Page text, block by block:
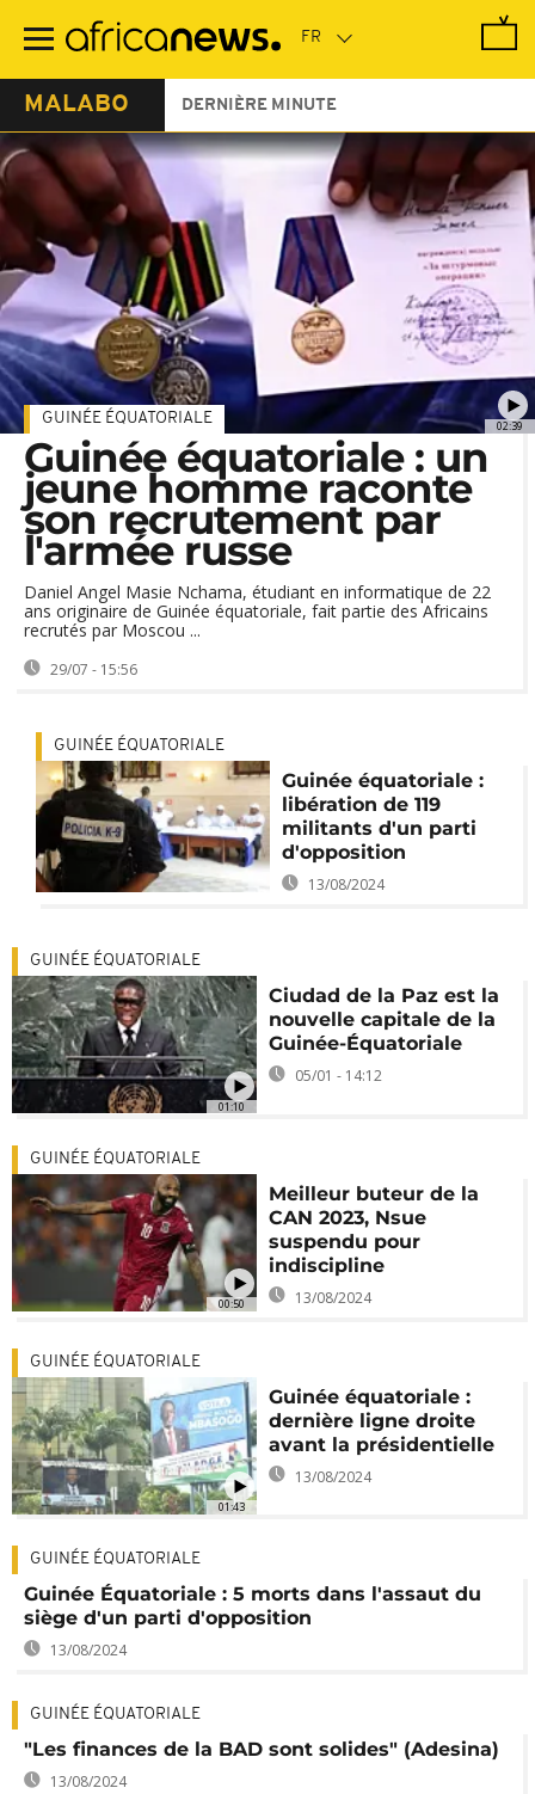
contenu
MALABO DERNIÈRE MINUTE
02:39
GUINÉE ÉQUATORIALE
Guinée équatoriale : un
jeune homme raconte
son recrutement par
l'armée russe
Daniel Angel Masie Nchama, étudiant en informatique de 22
ans originaire de Guinée équatoriale, fait partie des Africains
recrutés par Moscou ...
29/07 - 15:56
GUINÉE ÉQUATORIALE
Guinée équatoriale :
libération de 119
militants d'un parti
d'opposition
13/08/2024
01:10
GUINÉE ÉQUATORIALE
Ciudad de la Paz est la
nouvelle capitale de la
Guinée-Équatoriale
05/01 - 14:12
00:50
GUINÉE ÉQUATORIALE
Meilleur buteur de la
CAN 2023, Nsue
suspendu pour
indiscipline
13/08/2024
01:43
GUINÉE ÉQUATORIALE
Guinée équatoriale :
dernière ligne droite
avant la présidentielle
13/08/2024
GUINÉE ÉQUATORIALE
Guinée Équatoriale : 5 morts dans l'assaut du
siège d'un parti d'opposition
13/08/2024
GUINÉE ÉQUATORIALE
"Les finances de la BAD sont solides" (Adesina)
13/08/2024